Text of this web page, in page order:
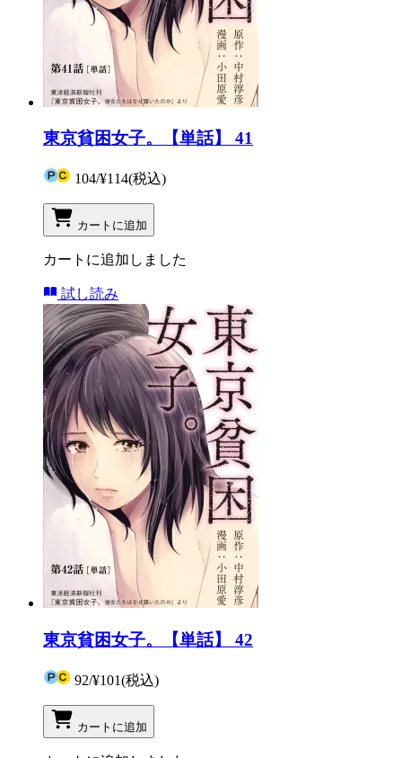
東京貧困女子。【単話】 41
104/¥114(税込)
カートに追加
カートに追加しました
試し読み
東京貧困女子。【単話】 42
92/¥101(税込)
カートに追加